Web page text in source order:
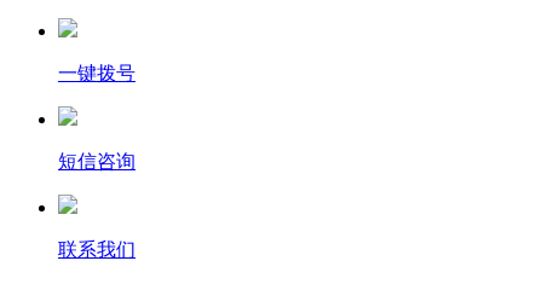
一键拨号
短信咨询
联系我们